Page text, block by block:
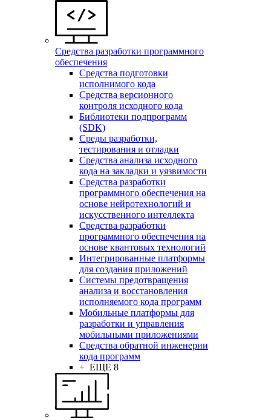
Средства разработки программного
обеспечения
Средства подготовки
исполнимого кода
Средства версионного
контроля исходного кода
Библиотеки подпрограмм
(SDK)
Среды разработки,
тестирования и отладки
Средства анализа исходного
кода на закладки и уязвимости
Средства разработки
программного обеспечения на
основе нейротехнологий и
искусственного интеллекта
Средства разработки
программного обеспечения на
основе квантовых технологий
Интегрированные платформы
для создания приложений
Системы предотвращения
анализа и восстановления
исполняемого кода программ
Мобильные платформы для
разработки и управления
мобильными приложениями
Средства обратной инженерии
кода программ
+ ЕЩЕ 8